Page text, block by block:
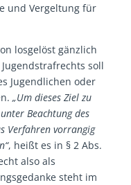
und Vergeltung für
losgelöst gänzlich
soll
Jugendlichen oder
„Um dieses Ziel zu
Beachtung des
Verfahren vorrangig
, heißt es in § 2 Abs.
also als
steht im